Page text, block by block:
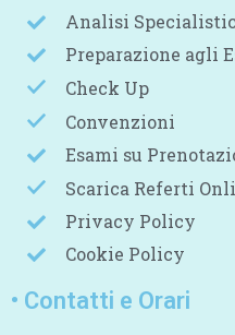
Analisi
Preparazione agli
Check Up
Convenzioni
Esami su
Scarica Referti
Privacy Policy
Cookie Policy
• Contatti e Orari